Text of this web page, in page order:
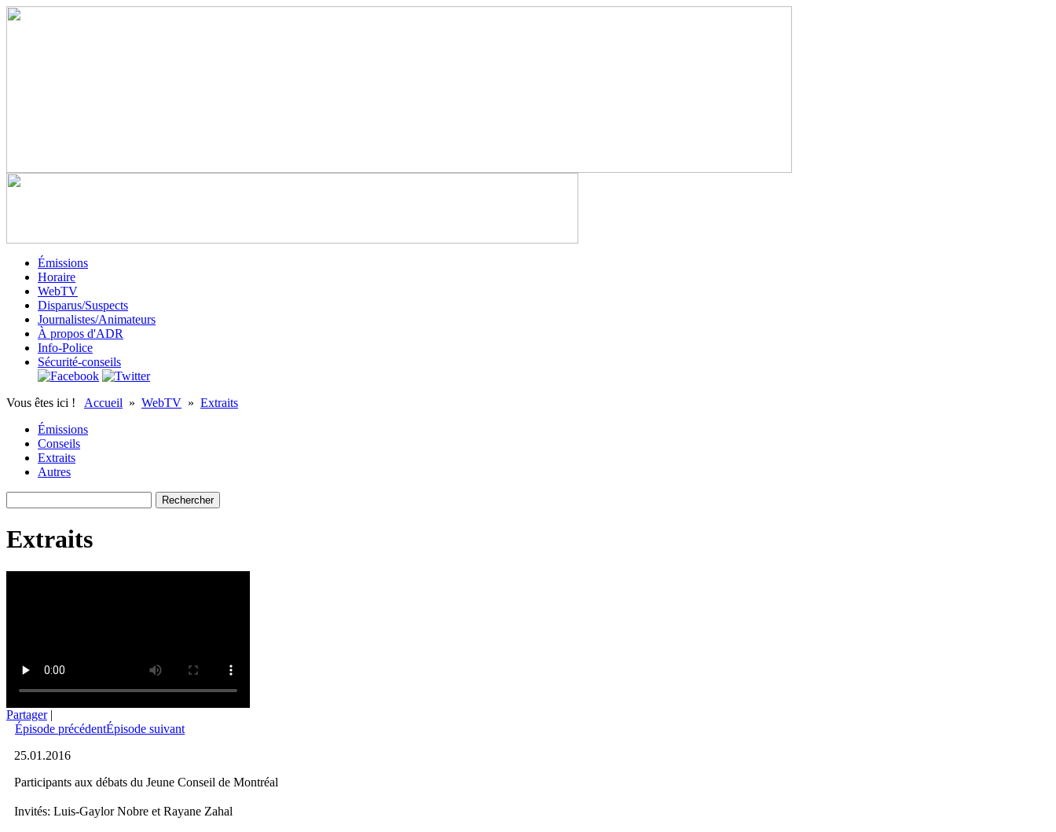
Émissions
Horaire
WebTV
Disparus/Suspects
Journalistes/Animateurs
À propos d'ADR
Info-Police
Sécurité-conseils
Vous êtes ici ! Accueil » WebTV » Extraits
Émissions
Conseils
Extraits
Autres
Extraits
Partager |
Épisode précédentÉpisode suivant
25.01.2016
Participants aux débats du Jeune Conseil de Montréal
Invités: Luis-Gaylor Nobre et Rayane Zahal